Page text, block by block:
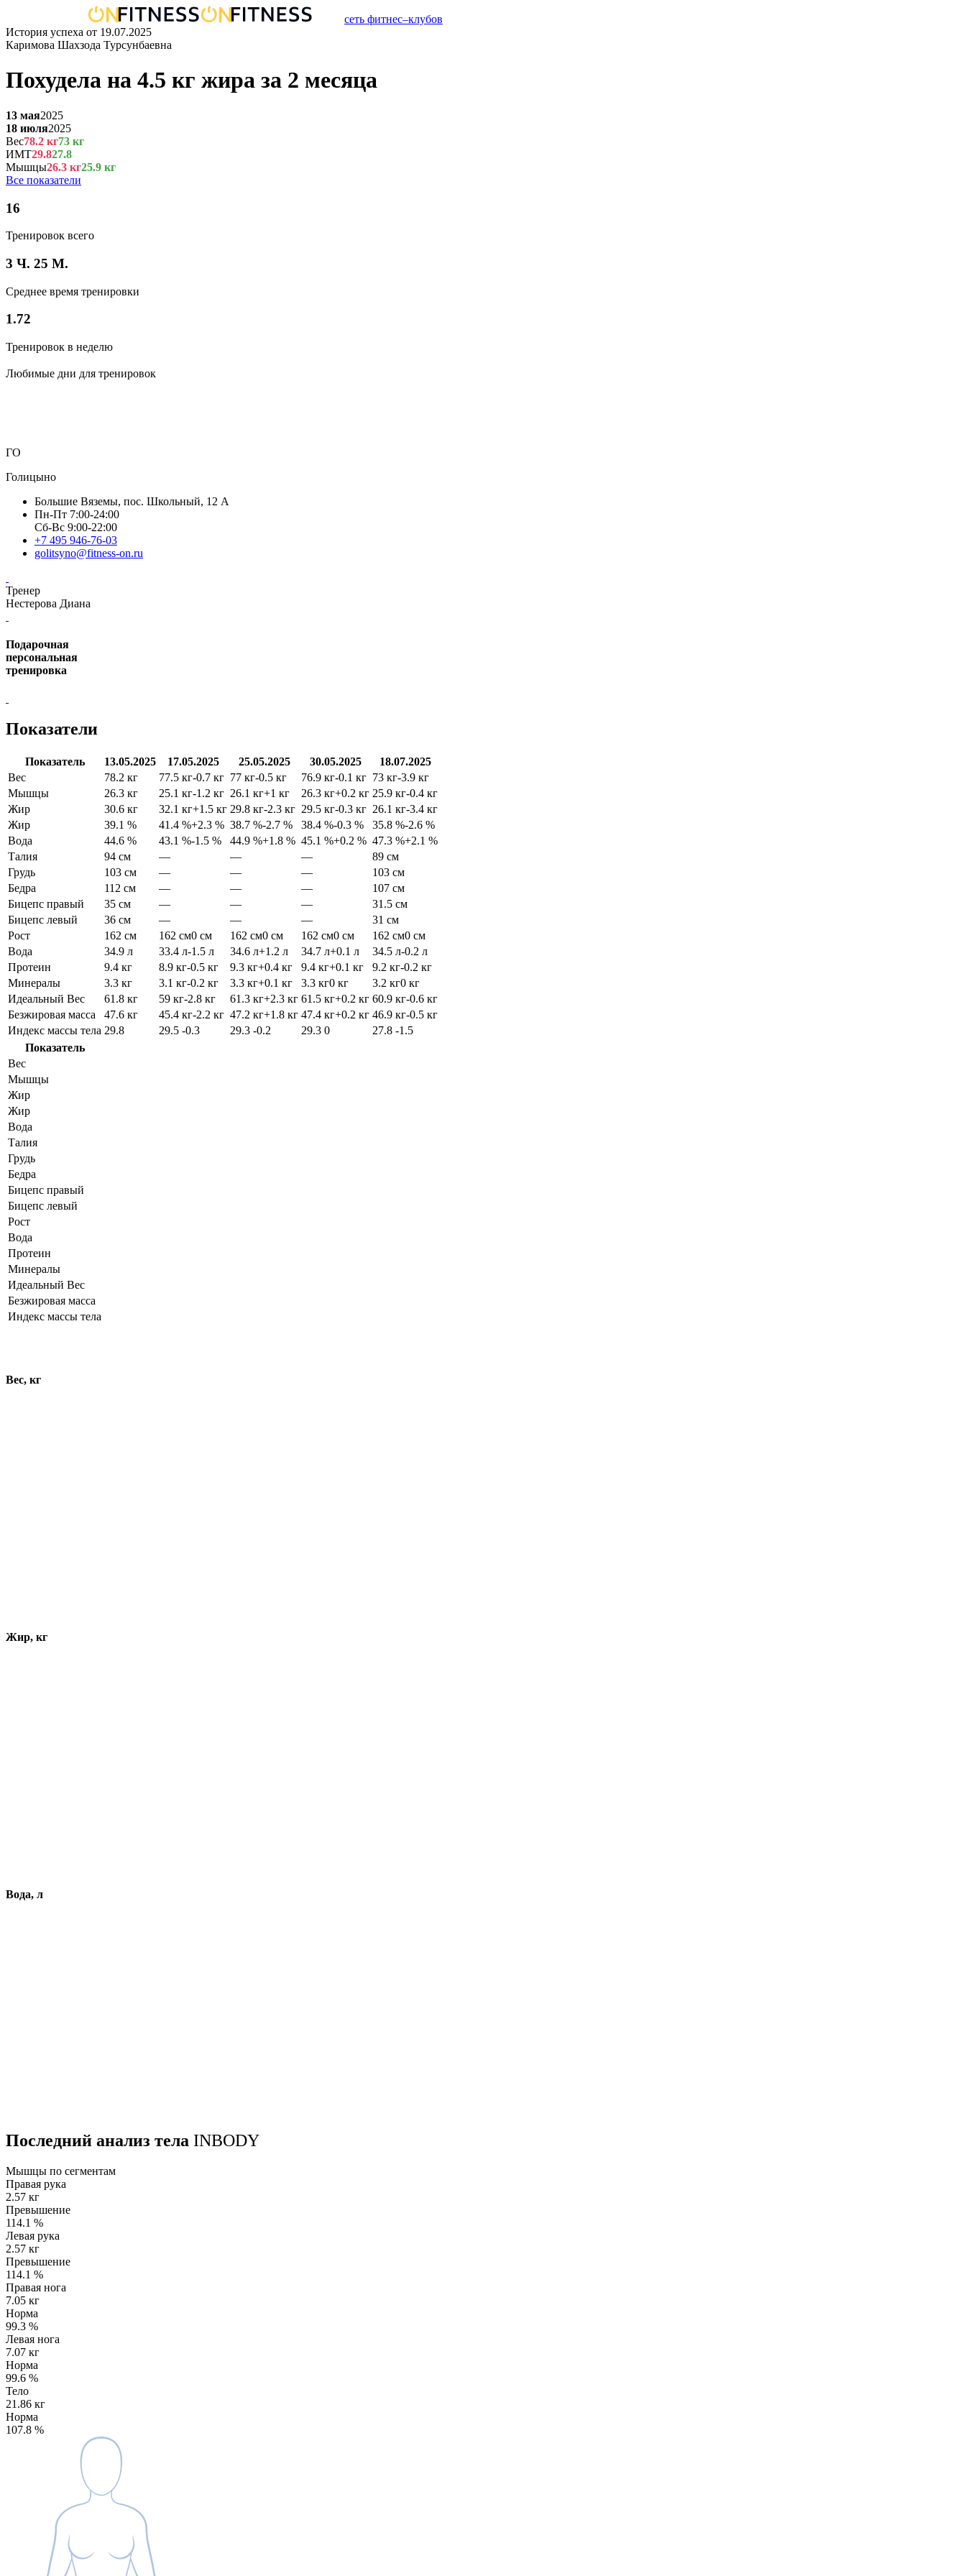
сеть фитнес–клубов
История успеха от 19.07.2025
Каримова Шахзода Турсунбаевна
Похудела на 4.5 кг жира за 2 месяца
13 мая2025
18 июля2025
Вес78.2 кг73 кг
ИМТ29.827.8
Мышцы26.3 кг25.9 кг
Все показатели
16
Тренировок всего
3 Ч. 25 М.
Среднее время тренировки
1.72
Тренировок в неделю
Любимые дни для тренировок
ГО
Голицыно
Большие Вяземы, пос. Школьный, 12 А
Пн-Пт 7:00-24:00
Сб-Вс 9:00-22:00
+7 495 946-76-03
golitsyno@fitness-on.ru
Тренер
Нестерова Диана
Подарочная
персональная
тренировка
Показатели
Показатель 13.05.2025 17.05.2025 25.05.2025 30.05.2025
18.07.2025
Вес
78.2 кг 77.5 кг-0.7 кг 77 кг-0.5 кг 76.9 кг-0.1 кг 73 кг-3.9 кг
Мышцы
26.3 кг 25.1 кг-1.2 кг 26.1 кг+1 кг 26.3 кг+0.2 кг 25.9 кг-0.4 кг
Жир
30.6 кг 32.1 кг+1.5 кг 29.8 кг-2.3 кг 29.5 кг-0.3 кг 26.1 кг-3.4 кг
Жир
39.1 % 41.4 %+2.3 % 38.7 %-2.7 % 38.4 %-0.3 % 35.8 %-2.6 %
Вода
44.6 % 43.1 %-1.5 % 44.9 %+1.8 % 45.1 %+0.2 % 47.3 %+2.1 %
Талия
94 см — — —
89 см
Грудь
103 см — — —
103 см
Бедра
112 см — — —
107 см
Бицепс правый
35 см — — —
31.5 см
Бицепс левый
36 см — — —
31 см
Рост
162 см 162 см0 см 162 см0 см 162 см0 см 162 см0 см
Вода
34.9 л 33.4 л-1.5 л 34.6 л+1.2 л 34.7 л+0.1 л 34.5 л-0.2 л
Протеин
9.4 кг 8.9 кг-0.5 кг 9.3 кг+0.4 кг 9.4 кг+0.1 кг 9.2 кг-0.2 кг
Минералы
3.3 кг 3.1 кг-0.2 кг 3.3 кг+0.1 кг 3.3 кг0 кг 3.2 кг0 кг
Идеальный Вес
61.8 кг 59 кг-2.8 кг 61.3 кг+2.3 кг 61.5 кг+0.2 кг 60.9 кг-0.6 кг
Безжировая масса
47.6 кг 45.4 кг-2.2 кг 47.2 кг+1.8 кг 47.4 кг+0.2 кг 46.9 кг-0.5 кг
Индекс массы тела 29.8 29.5 -0.3 29.3 -0.2 29.3 0 27.8 -1.5
Показатель
Вес
Мышцы
Жир
Жир
Вода
Талия
Грудь
Бедра
Бицепс правый
Бицепс левый
Рост
Вода
Протеин
Минералы
Идеальный Вес
Безжировая масса
Индекс массы тела
Вес, кг
Жир, кг
Вода, л
Последний анализ тела INBODY
Мышцы по сегментам
Правая рука
2.57 кг
Превышение
114.1 %
Левая рука
2.57 кг
Превышение
114.1 %
Правая нога
7.05 кг
Норма
99.3 %
Левая нога
7.07 кг
Норма
99.6 %
Тело
21.86 кг
Норма
107.8 %